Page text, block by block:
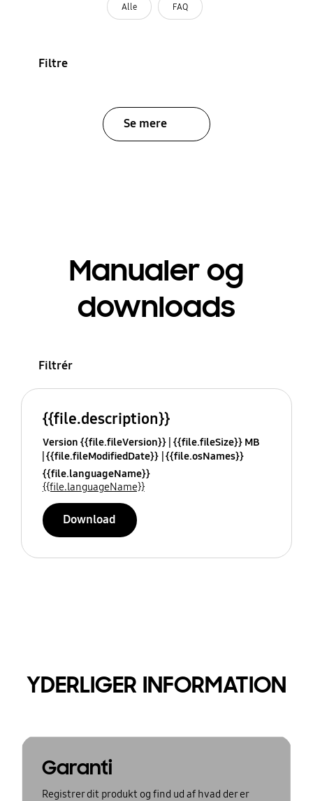
Alle FAQ
Filtre
Se mere
Manualer og
downloads
Filtrér
{{file.description}}
Version {{file.fileVersion}} {{file.fileSize}} MB
{{file.fileModifiedDate}} {{file.osNames}}
{{file.languageName}}
{{file.languageName}}
Download
YDERLIGER INFORMATION
Garanti
Registrer dit produkt og find ud af hvad der er